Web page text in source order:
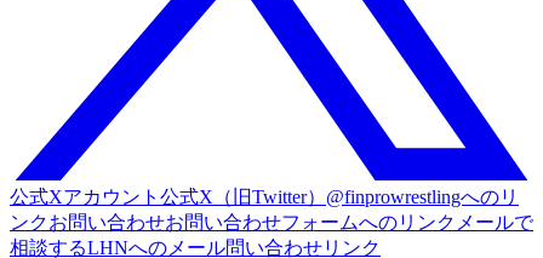
公式Xアカウント 公式X（旧Twitter）@finprowrestlingへのリ
ンクお問い合わせお問い合わせフォームへのリンク メールで
相談するLHNへのメール問い合わせリンク